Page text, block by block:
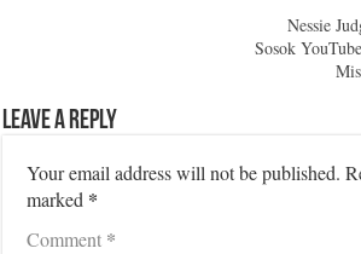
Nessie
Sosok
Leave a Reply
Your email address will not be published.
marked *
Comment *